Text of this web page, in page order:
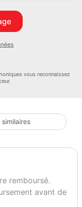
vous reconnaissez
remboursé.
avant de